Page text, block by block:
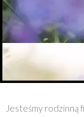
Jesteśmy rodzinną